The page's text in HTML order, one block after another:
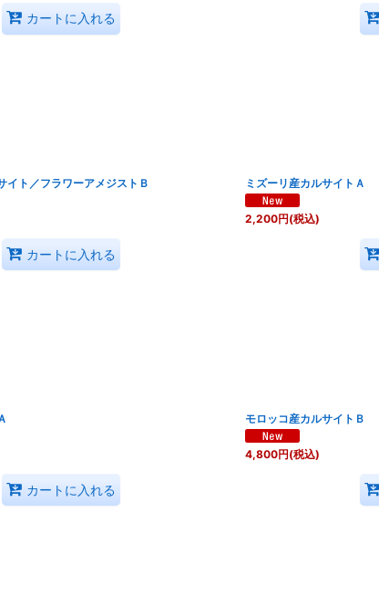
カートに入れる
イト／フラワーアメジストＢ
カートに入れる
ミズーリ産カルサイトＡ
2,200円(税込)
カートに入れる
モロッコ産カルサイトＢ
4,800円(税込)